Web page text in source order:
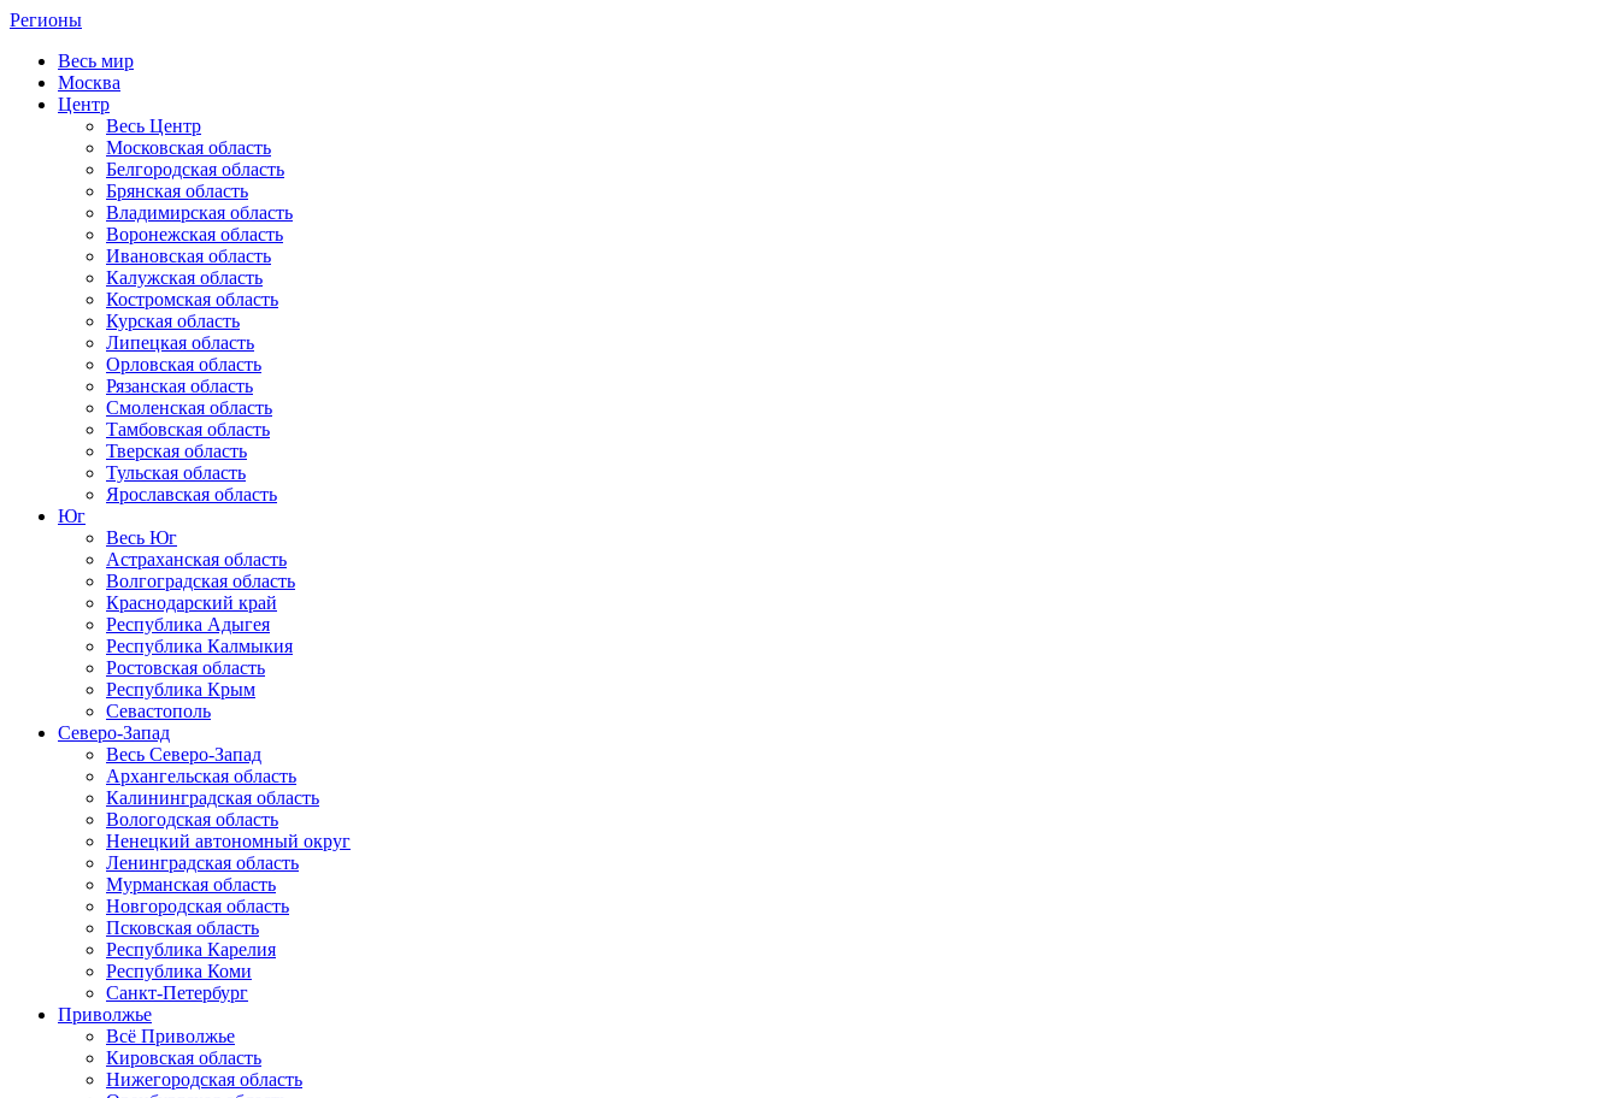
Регионы
Весь мир
Москва
Центр
Весь Центр
Московская область
Белгородская область
Брянская область
Владимирская область
Воронежская область
Ивановская область
Калужская область
Костромская область
Курская область
Липецкая область
Орловская область
Рязанская область
Смоленская область
Тамбовская область
Тверская область
Тульская область
Ярославская область
Юг
Весь Юг
Астраханская область
Волгоградская область
Краснодарский край
Республика Адыгея
Республика Калмыкия
Ростовская область
Республика Крым
Севастополь
Северо-Запад
Весь Северо-Запад
Архангельская область
Калининградская область
Вологодская область
Ненецкий автономный округ
Ленинградская область
Мурманская область
Новгородская область
Псковская область
Республика Карелия
Республика Коми
Санкт-Петербург
Приволжье
Всё Приволжье
Кировская область
Нижегородская область